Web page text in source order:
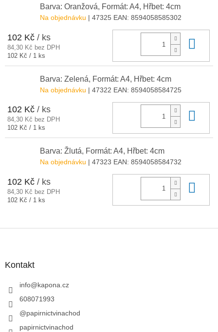
Barva: Oranžová, Formát: A4, Hřbet: 4cm
Na objednávku | 47325 EAN: 8594058585302
102 Kč / ks
84,30 Kč bez DPH
Měrná
102 Kč / 1 ks
Barva: Zelená, Formát: A4, Hřbet: 4cm
Na objednávku | 47322 EAN: 8594058584725
102 Kč / ks
84,30 Kč bez DPH
Měrná
102 Kč / 1 ks
Barva: Žlutá, Formát: A4, Hřbet: 4cm
Na objednávku | 47323 EAN: 8594058584732
102 Kč / ks
84,30 Kč bez DPH
Měrná
102 Kč / 1 ks
Kontakt
info@kapona.cz
608071993
@papirnictvinachod
papirnictvinachod